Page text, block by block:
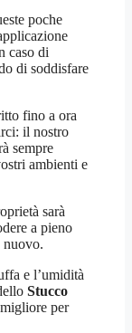
poche
caso di
di soddisfare
fino a ora
il nostro
sempre
ambienti e
sarà
a pieno
nuovo.
e l’umidità
Stucco
per